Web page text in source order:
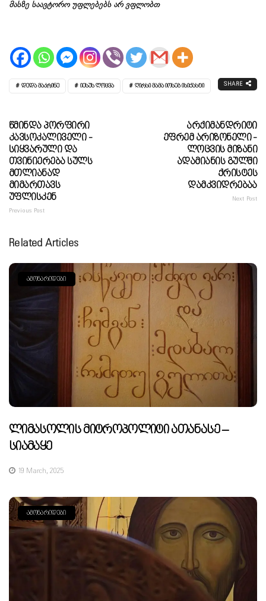
მასზე საავტორო უფლებებს არ ვფლობთ
ᲓᲔᲓᲐ ᲛᲐᲙᲠᲘᲜᲔ ᲘᲔᲡᲣᲡ ᲚᲝᲪᲕᲐ ᲦᲘᲠᲡᲘ ᲛᲐᲛᲐ ᲘᲝᲡᲔᲑ ᲘᲡᲘᲥᲐᲡᲢᲘ SHARE
Წმინდა Პორფირი
Კავსოკალიველი -
Სიყვარული Და
Თვინიერება Სულს
Მთლიანად
Მიმართავს
Უფლისკენ
Previous Post
Არქიმანდრიტი
Ეფრემ Არიზონელი -
Ლოცვის Მიზანი
Ადამიანის Გულში
Ქრისტეს
Დამკვიდრებაა
Next Post
Related Articles
ᲐᲛᲝᲜᲐᲠᲘᲓᲔᲑᲘ
Ლიმასოლის Მიტროპოლიტი Ათანასე –
Სიამაყე
19 March, 2025
ᲐᲛᲝᲜᲐᲠᲘᲓᲔᲑᲘ